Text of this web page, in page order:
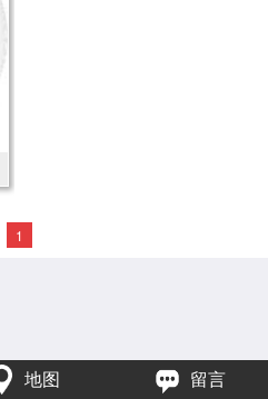
1
地图 留言